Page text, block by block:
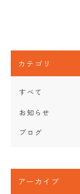
カテゴリ
すべて
お知らせ
ブログ
アーカイブ